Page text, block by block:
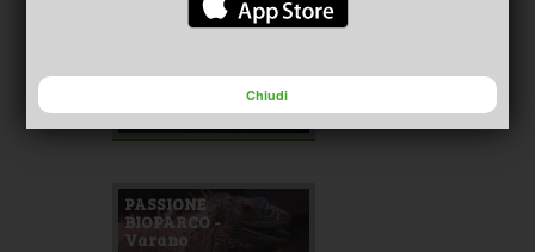
PASSIONE
PASSIONE
BIOPARCO -
Varano
Chiudi